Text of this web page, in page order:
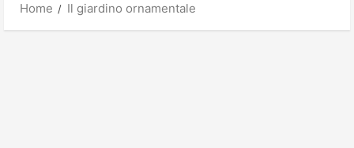
Home Il giardino ornamentale